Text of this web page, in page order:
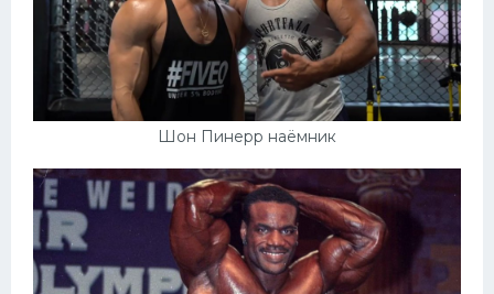
Шон Пинерр наёмник